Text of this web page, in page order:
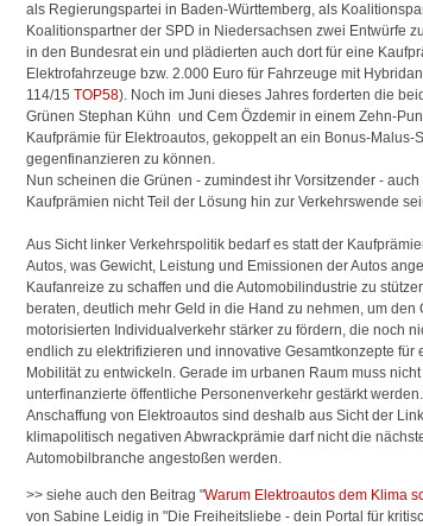
als Regierungspartei in Baden-Württemberg, als
Koalitionspartner der SPD in Niedersachsen zwei Entwürfe
in den Bundesrat ein und plädierten auch dort für eine
Elektrofahrzeuge bzw. 2.000 Euro für Fahrzeuge mit
114/15TOP58). Noch im Juni dieses Jahres forderten die
Grünen Stephan Kühn und Cem Özdemir in einem Zehn-
Kaufprämie für Elektroautos, gekoppelt an ein Bonus-Malus-
gegenfinanzieren zu können.
Nun scheinen die Grünen - zumindest ihr Vorsitzender -
Kaufprämien nicht Teil der Lösung hin zur Verkehrswende
Aus Sicht linker Verkehrspolitik bedarf es statt der
Autos, was Gewicht, Leistung und Emissionen der Autos
Kaufanreize zu schaffen und die Automobilindustrie zu
beraten, deutlich mehr Geld in die Hand zu nehmen, um den
motorisierten Individualverkehr stärker zu fördern, die noch
endlich zu elektrifizieren und innovative Gesamtkonzepte für
Mobilität zu entwickeln. Gerade im urbanen Raum muss
unterfinanzierte öffentliche Personenverkehr gestärkt
Anschaffung von Elektroautos sind deshalb aus Sicht der
klimapolitisch negativen Abwrackprämie darf nicht die
Automobilbranche angestoßen werden.
>> siehe auch den Beitrag "Warum Elektroautos dem Klima
von Sabine Leidig in "Die Freiheitsliebe - dein Portal für